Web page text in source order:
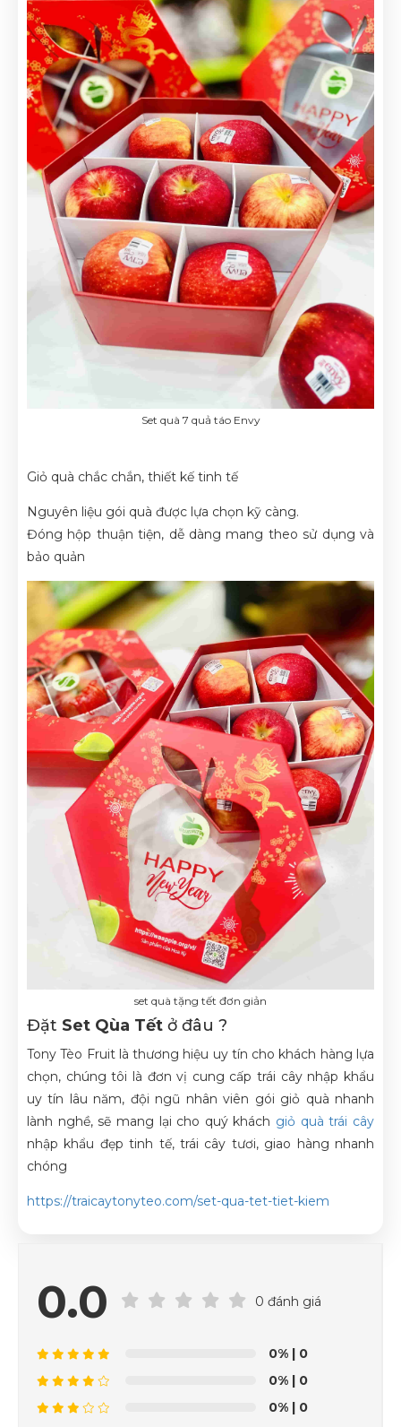
Set quà 7 quả táo Envy
Giỏ quà chắc chắn, thiết kế tinh tế
Nguyên liệu gói quà được lựa chọn kỹ càng.
Đóng hộp thuận tiện, dễ dàng mang theo sử dụng và
bảo quản
set quà tặng tết đơn giản
Đặt Set Qùa Tết ở đâu ?
Tony Tèo Fruit là thương hiệu uy tín cho khách hàng lựa
chọn, chúng tôi là đơn vị cung cấp trái cây nhập khẩu
uy tín lâu năm, đội ngũ nhân viên gói giỏ quà nhanh
lành nghề, sẽ mang lại cho quý khách giỏ quà trái cây
nhập khẩu đẹp tinh tế, trái cây tươi, giao hàng nhanh
chóng
https://traicaytonyteo.com/set-qua-tet-tiet-kiem
0.0 0 đánh giá
0% | 0
0% | 0
0% | 0